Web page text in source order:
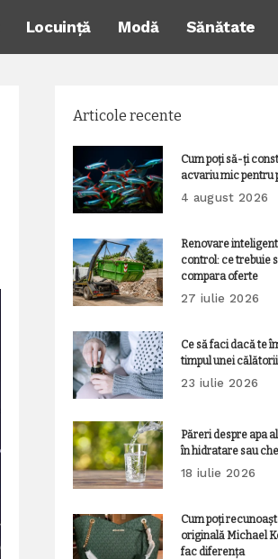
Locuință Modă Sănătate
Articole recente
Cum poți să-ți
acvariu mic pentru
4 august 2026
Renovare
control: ce trebuie
compara oferte
27 iulie 2026
Ce să faci dacă te
timpul unei
23 iulie 2026
Păreri despre apa
în hidratare sau
18 iulie 2026
Cum poți
originală Michael
fac diferența